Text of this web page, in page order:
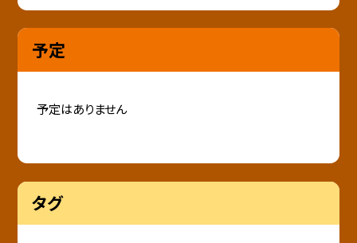
予定
予定はありません
タグ